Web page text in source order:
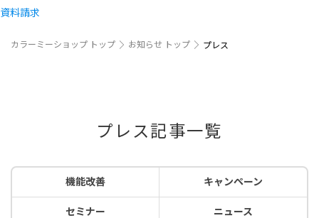
資料請求
カラーミーショップ トップ お知らせ トップ プレス
プレス記事一覧
機能改善 キャンペーン
セミナー ニュース